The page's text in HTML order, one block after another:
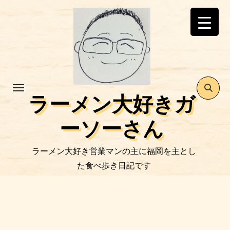
ラーメン大好きガ
ーソーさん
ラーメン大好き営業マンの主に福岡を主とし
た食べ歩き日記です